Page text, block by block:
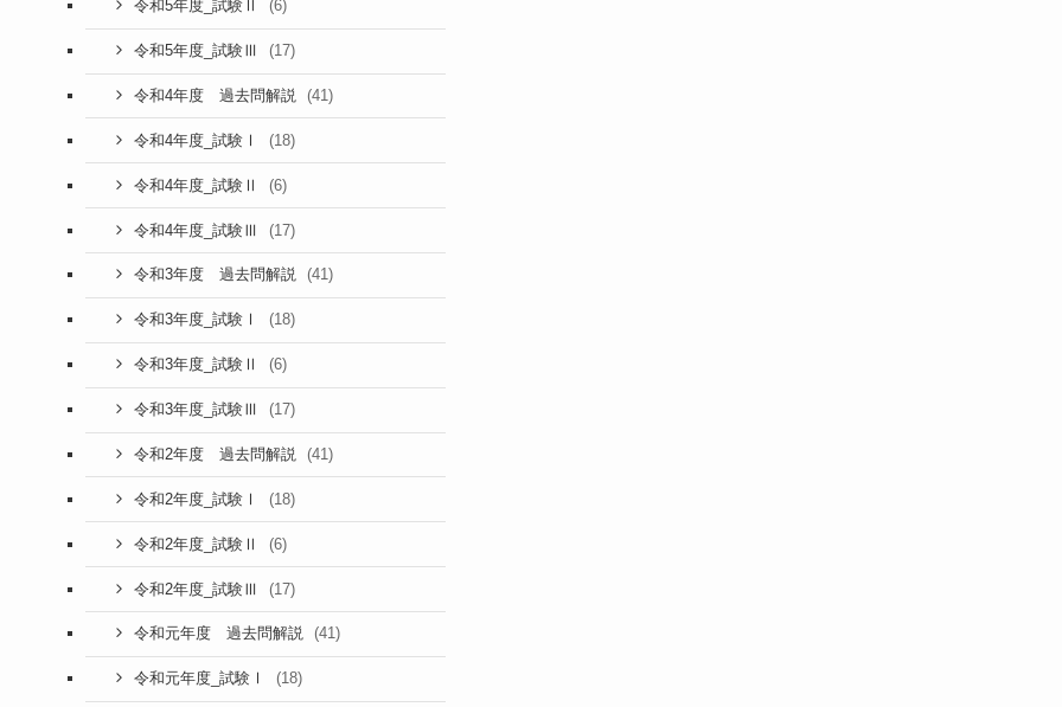
令和5年度_試験Ⅱ (6)
令和5年度_試験Ⅲ (17)
令和4年度 過去問解説 (41)
令和4年度_試験Ⅰ (18)
令和4年度_試験Ⅱ (6)
令和4年度_試験Ⅲ (17)
令和3年度 過去問解説 (41)
令和3年度_試験Ⅰ (18)
令和3年度_試験Ⅱ (6)
令和3年度_試験Ⅲ (17)
令和2年度 過去問解説 (41)
令和2年度_試験Ⅰ (18)
令和2年度_試験Ⅱ (6)
令和2年度_試験Ⅲ (17)
令和元年度 過去問解説 (41)
令和元年度_試験Ⅰ (18)